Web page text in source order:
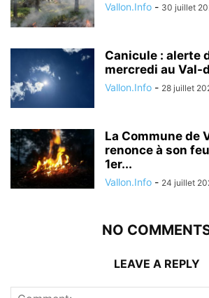
Vallon.Info - 30 juillet
Canicule : alerte
mercredi au Val-
Vallon.Info - 28 juillet
La Commune de
renonce à son
1er...
Vallon.Info - 24 juillet
NO
LEAVE A REPLY